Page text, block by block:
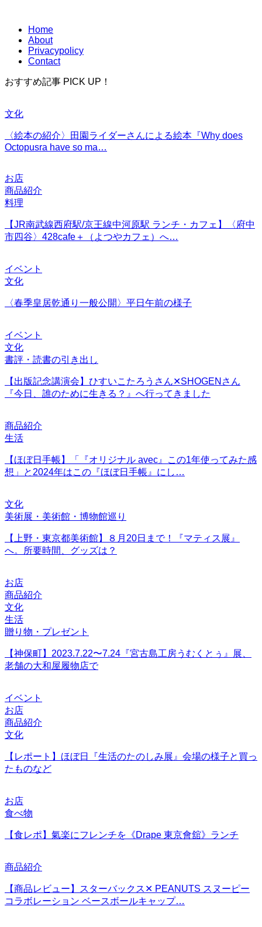
Home
About
Privacypolicy
Contact
おすすめ記事 PICK UP！
文化
〈絵本の紹介〉田園ライダーさんによる絵本『Why does
Octopusra have so ma…
お店
商品紹介
料理
【JR南武線西府駅/京王線中河原駅 ランチ・カフェ】〈府中
市四谷〉428cafe＋（よつやカフェ）へ…
イベント
文化
〈春季皇居乾通り一般公開〉平日午前の様子
イベント
文化
書評・読書の引き出し
【出版記念講演会】ひすいこたろうさん✕SHOGENさん
『今日、誰のために生きる？』へ行ってきました
商品紹介
生活
【ほぼ日手帳】「『オリジナル avec』この1年使ってみた感
想」と2024年はこの『ほぼ日手帳』にし…
文化
美術展・美術館・博物館巡り
【上野・東京都美術館】８月20日まで！『マティス展』
へ。所要時間、グッズは？
お店
商品紹介
文化
生活
贈り物・プレゼント
【神保町】2023.7.22〜7.24『宮古島工房うむくとぅ』展、
老舗の大和屋履物店で
イベント
お店
商品紹介
文化
【レポート】ほぼ日『生活のたのしみ展』会場の様子と買っ
たものなど
お店
食べ物
【食レポ】氣楽にフレンチを《Drape 東京會舘》ランチ
商品紹介
【商品レビュー】スターバックス✕ PEANUTS スヌーピー
コラボレーション ベースボールキャップ…